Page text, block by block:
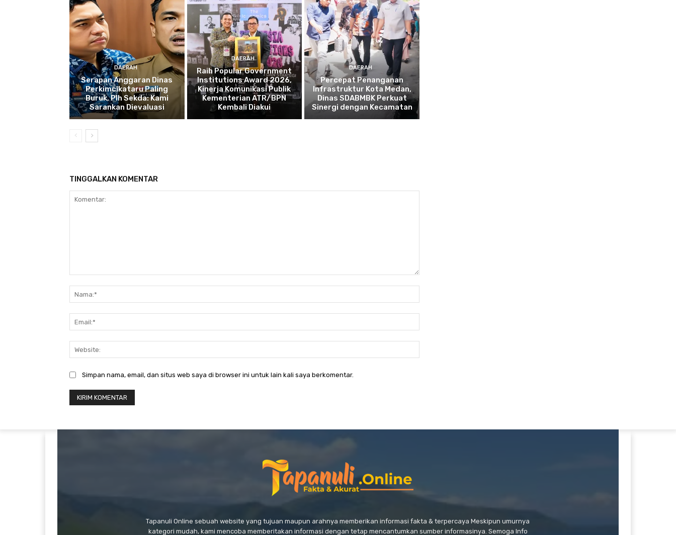
DAERAH
Serapan Anggaran Dinas
Perkimcikataru Paling
Buruk, Plh Sekda: Kami
Sarankan Dievaluasi
DAERAH
Raih Popular Government
Institutions Award 2026,
Kinerja Komunikasi Publik
Kementerian ATR/BPN
Kembali Diakui
DAERAH
Percepat Penanganan
Infrastruktur Kota Medan,
Dinas SDABMBK Perkuat
Sinergi dengan Kecamatan
TINGGALKAN KOMENTAR
Simpan nama, email, dan situs web saya di browser ini untuk lain kali saya berkomentar.
Tapanuli Online sebuah website yang tujuan maupun arahnya memberikan informasi fakta & terpercaya Meskipun umurnya
kategori mudah, kami mencoba memberitakan informasi dengan tetap mencantumkan sumber informasinya. Semoga Info